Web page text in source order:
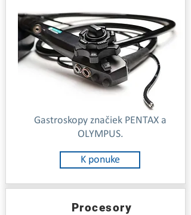
Gastroskopy značiek PENTAX a
OLYMPUS.
K ponuke
Procesory